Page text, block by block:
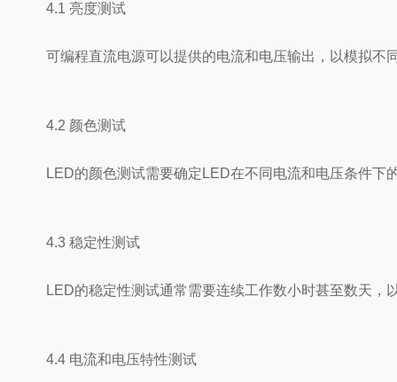
4.1 亮度测试
可编程直流电源可以提供的电流和电压输出，以模拟
4.2 颜色测试
LED的颜色测试需要确定LED在不同电流和电压条件
4.3 稳定性测试
LED的稳定性测试通常需要连续工作数小时甚至数天
4.4 电流和电压特性测试